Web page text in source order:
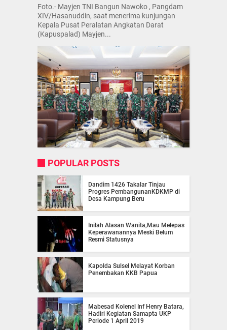
Foto.- Mayjen TNI Bangun Nawoko , Pangdam
XIV/Hasanuddin, saat menerima kunjungan
Kepala Pusat Peralatan Angkatan Darat
(Kapuspalad) Mayjen...
POPULAR POSTS
Dandim 1426 Takalar Tinjau
Progres PembangunanKDKMP di
Desa Kampung Beru
Inilah Alasan Wanita,Mau Melepas
Keperawanannya Meski Belum
Resmi Statusnya
Kapolda Sulsel Melayat Korban
Penembakan KKB Papua
Mabesad Kolenel Inf Henry Batara,
Hadiri Kegiatan Samapta UKP
Periode 1 April 2019